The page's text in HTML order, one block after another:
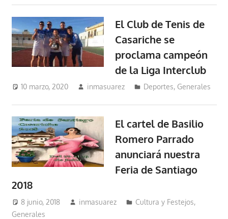
El Club de Tenis de
Casariche se
proclama campeón
de la Liga Interclub
10 marzo, 2020 inmasuarez Deportes, Generales
El cartel de Basilio
Romero Parrado
anunciará nuestra
Feria de Santiago
2018
8 junio, 2018 inmasuarez Cultura y Festejos,
Generales